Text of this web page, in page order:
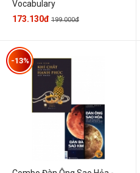
Vocabulary
173.130đ 199.000đ
-13%